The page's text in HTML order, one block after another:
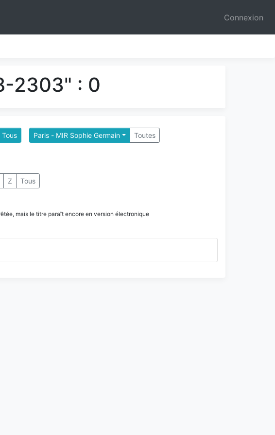
Connexion
2303" : 0
Tous Paris - MIR Sophie Germain Toutes
Z Tous
mais le titre paraît encore en version électronique